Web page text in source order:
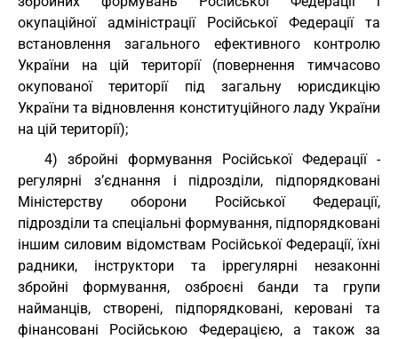
окупаційної адміністрації Російської Федерації та
встановлення загального ефективного контролю
України на цій території (повернення тимчасово
окупованої території під загальну юрисдикцію
України та відновлення конституційного ладу України
на цій території);
4) збройні формування Російської Федерації -
регулярні з’єднання і підрозділи, підпорядковані
Міністерству оборони Російської Федерації,
підрозділи та спеціальні формування, підпорядковані
іншим силовим відомствам Російської Федерації, їхні
радники, інструктори та іррегулярні незаконні
збройні формування, озброєні банди та групи
найманців, створені, підпорядковані, керовані та
фінансовані Російською Федерацією, а також за